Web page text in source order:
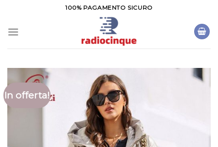
contenuti
100% PAGAMENTO SICURO
In offerta!